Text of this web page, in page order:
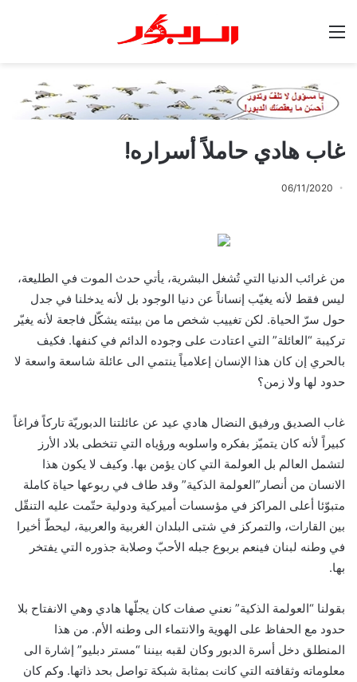
غاب هادي حاملاً أسراره!
06/11/2020
من غرائب الدنيا التي تُشغل البشرية، يأتي حدث الموت في الطليعة،
ليس فقط لأنه يغيّب إنساناً عن دنيا الوجود بل لأنه يدخلنا في جدل
حول سرّ الحياة. لكن تغييب شخص ما من بيئته يشكّل فاجعة لأنه يغيّر
تركيبة “العائلة” التي اعتادت على وجوده الدائم في كنفها. فكيف
بالحري إن كان هذا الإنسان إعلامياً ينتمي الى عائلة شاسعة واسعة لا
حدود لها ولا زمن؟
غاب الصديق ورفيق النضال هادي عيد عن عائلتنا الدبوريّة تاركاً فراغاً
كبيراً لأنه كان يتميّز بفكره واسلوبه ورؤياه التي تتخطى بلاد الأرز
لتشمل العالم بل العولمة التي كان يؤمن بها. وكيف لا يكون هذا
الانسان من أنصار”العولمة الذكية” وقد طاف في ربوعها حياة كاملة
متبوّئا أعلى المراكز في مؤسسات أميركية ودولية حتّمت عليه التنقّل
بين القارات، والتمركز في شتى البلدان الغربية والعربية، ليحطّ أخيرا
في وطنه لبنان فينعم بربوع جبله الأحبّ وصلابة جذوره التي يفتخر
بها.
بقولنا “العولمة الذكية” نعني صفات كان يجلّها هادي وهي الانفتاح بلا
حدود مع الحفاظ على الهوية والانتماء الى وطنه الأم. من هذا
المنطلق دخل أسرة الدبور وكان لقبه بيننا “مستر دبليو” إشارة الى
معلوماته وثقافته التي كانت بمثابة شبكة تواصل بحد ذاتها. وكم كان